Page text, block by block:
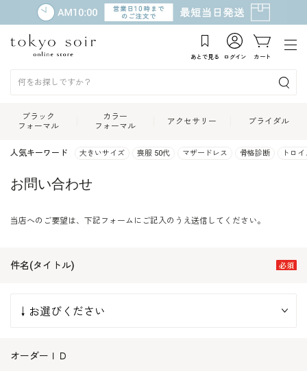
あとで見る ログイン カート
ブラック
フォーマル
カラー
フォーマル
アクセサリー ブライダル
人気キーワード 大きいサイズ 喪服 50代 マザードレス 骨格診断 トロ
お問い合わせ
当店へのご要望は、下記フォームにご記入のうえ送信してください。
件名(タイトル)
オーダーＩＤ